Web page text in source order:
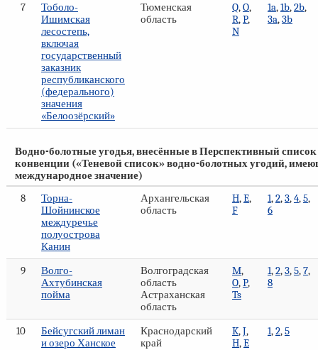
7
Тоболо-
Ишимская
лесостепь,
включая
государственный
заказник
республиканского
(федерального)
значения
«Белоозёрский»
Тюменская
область
Q,O,
R,P,
N
1a,1b,2b,
3a,3b
Водно-болотные угодья, внесённые в Перспективный
конвенции («Теневой список» водно-болотных угодий,
международное значение)
8
Торна-
Шойнинское
междуречье
полуострова
Канин
Архангельская
область
H,E,
F
1,2,3,4,5,
6
9
Волго-
Ахтубинская
пойма
Волгоградская
область
Астраханская
область
M,
O,P,
Ts
1,2,3,5,7,
8
10
Бейсугский лиман
и озеро Ханское
Краснодарский
край
K,J,
H,E
1,2,5